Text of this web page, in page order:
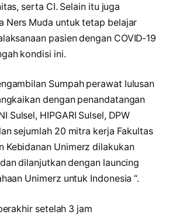
serta CI. Selain itu juga
Ners Muda untuk tetap belajar
pasien dengan COVID-19
kondisi ini.
Sumpah perawat lulusan
dengan penandatangan
Sulsel, HIPGARI Sulsel, DPW
sejumlah 20 mitra kerja Fakultas
Kebidanan Unimerz dilakukan
dilanjutkan dengan launcing
Unimerz untuk Indonesia “.
setelah 3 jam